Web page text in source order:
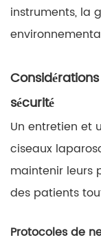
instruments, la
sécurité
Un entretien et
ciseaux
maintenir leurs
des patients
Protocoles de